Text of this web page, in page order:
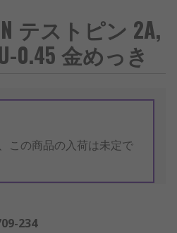
テストピン 2A,
0.45 金めっき
この商品の入荷は未定で
234